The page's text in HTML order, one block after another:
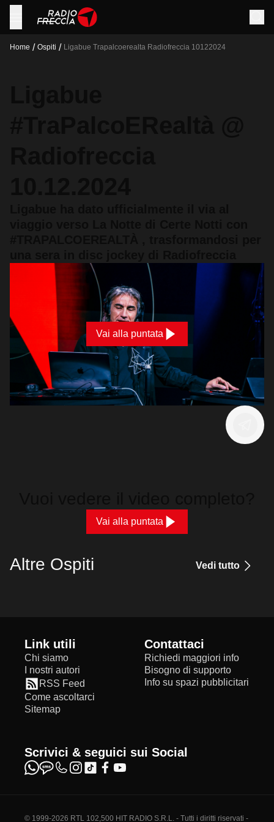
Home / Ospiti / Ligabue Trapalcoerealta Radiofreccia 10122024
Vai alla puntata
Vai alla puntata
Altre Ospiti Vedi tutto
Link utili
Chi siamo
I nostri autori
RSS Feed
Come ascoltarci
Sitemap
Contattaci
Richiedi maggiori info
Bisogno di supporto
Info su spazi pubblicitari
Scrivici & seguici sui Social
© 1999-2026 RTL 102,500 HIT RADIO S.R.L. - Tutti i diritti riservati -